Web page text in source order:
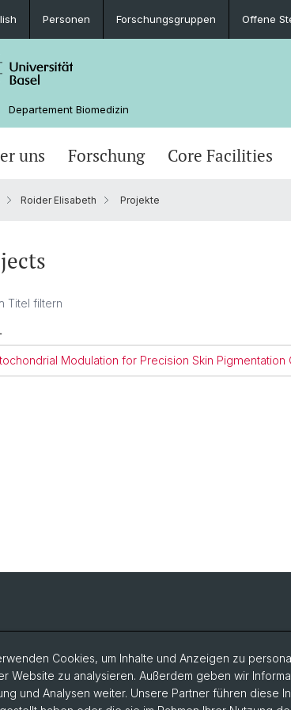
Personen Forschungsgruppen Offene
Departement Biomedizin
uns Forschung Core Facilities
Roider Elisabeth Projekte
Modulation for Precision Skin Pigmentation
Cookies, um Inhalte und Anzeigen zu
Website zu analysieren. Außerdem geben wir
und Analysen weiter. Unsere Partner führen diese